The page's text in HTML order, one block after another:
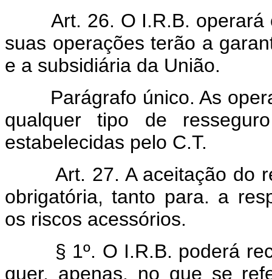
Art. 26. O I.R.B.
suas operações terão a
e a subsidiária da União.
Parágrafo único. As
qualquer tipo de
estabelecidas pelo C.T.
Art. 27. A aceitação do
obrigatória, tanto para. a
os riscos acessórios.
§ 1º. O I.R.B. poderá
quer, apenas, no que se